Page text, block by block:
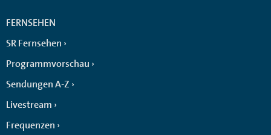
FERNSEHEN
SR Fernsehen
Programmvorschau
Sendungen A-Z
Livestream
Frequenzen